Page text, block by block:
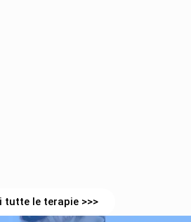
tutte le terapie >>>